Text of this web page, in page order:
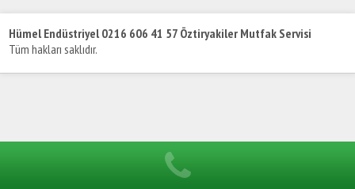
Hümel Endüstriyel 0216 606 41 57 Öztiryakiler Mutfak Servisi
Tüm hakları saklıdır.